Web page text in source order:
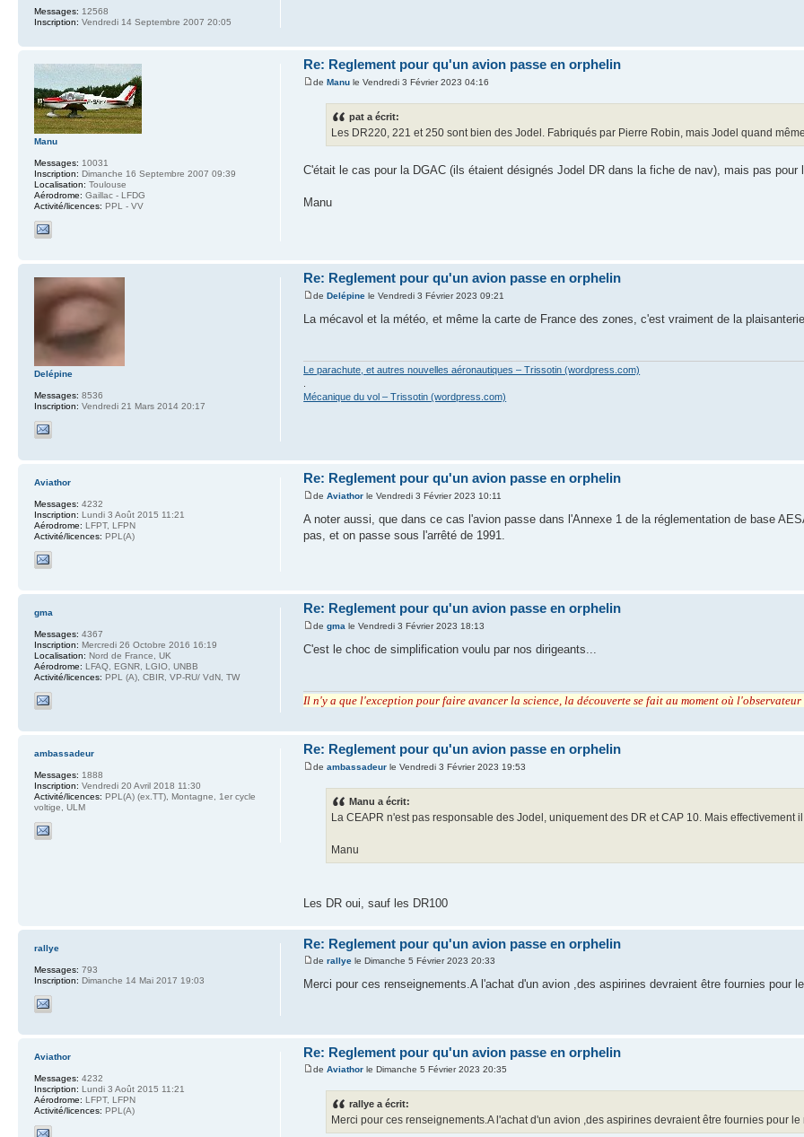
Messages: 12568
Inscription: Vendredi 14 Septembre 2007 20:05
Re: Reglement pour qu'un avion passe en orphelin
deManu le Vendredi 3 Février 2023 04:16
pat a écrit:
Les DR220, 221 et 250 sont bien des Jodel. Fabriqués par Pierre Robin, mais Jodel quand
C'était le cas pour la DGAC (ils étaient désignés Jodel DR dans la fiche de nav), mais pas pour
Manu
Manu
Messages: 10031
Inscription: Dimanche 16 Septembre 2007 09:39
Localisation: Toulouse
Aérodrome: Gaillac - LFDG
Activité/licences: PPL - VV
Re: Reglement pour qu'un avion passe en orphelin
deDelépine le Vendredi 3 Février 2023 09:21
La mécavol et la météo, et même la carte de France des zones, c'est vraiment de la
Le parachute, et autres nouvelles aéronautiques – Trissotin (wordpress.com)
Mécanique du vol – Trissotin (wordpress.com)
Delépine
Messages: 8536
Inscription: Vendredi 21 Mars 2014 20:17
Re: Reglement pour qu'un avion passe en orphelin
deAviathor le Vendredi 3 Février 2023 10:11
A noter aussi, que dans ce cas l'avion passe dans l'Annexe 1 de la réglementation de base
pas, et on passe sous l'arrêté de 1991.
Aviathor
Messages: 4232
Inscription: Lundi 3 Août 2015 11:21
Aérodrome: LFPT, LFPN
Activité/licences: PPL(A)
Re: Reglement pour qu'un avion passe en orphelin
degma le Vendredi 3 Février 2023 18:13
C'est le choc de simplification voulu par nos dirigeants...
Il n'y a que l'exception pour faire avancer la science, la découverte se fait au moment où
gma
Messages: 4367
Inscription: Mercredi 26 Octobre 2016 16:19
Localisation: Nord de France, UK
Aérodrome: LFAQ, EGNR, LGIO, UNBB
Activité/licences: PPL (A), CBIR, VP-RU/ VdN, TW
Re: Reglement pour qu'un avion passe en orphelin
deambassadeur le Vendredi 3 Février 2023 19:53
Manu a écrit:
La CEAPR n'est pas responsable des Jodel, uniquement des DR et CAP 10. Mais effectivement il
Manu
Les DR oui, sauf les DR100
ambassadeur
Messages: 1888
Inscription: Vendredi 20 Avril 2018 11:30
Activité/licences: PPL(A) (ex.TT), Montagne, 1er cycle
voltige, ULM
Re: Reglement pour qu'un avion passe en orphelin
derallye le Dimanche 5 Février 2023 20:33
Merci pour ces renseignements.A l'achat d'un avion ,des aspirines devraient être fournies pour
rallye
Messages: 793
Inscription: Dimanche 14 Mai 2017 19:03
Re: Reglement pour qu'un avion passe en orphelin
deAviathor le Dimanche 5 Février 2023 20:35
rallye a écrit:
Merci pour ces renseignements.A l'achat d'un avion ,des aspirines devraient être fournies pour le
Aviathor
Messages: 4232
Inscription: Lundi 3 Août 2015 11:21
Aérodrome: LFPT, LFPN
Activité/licences: PPL(A)